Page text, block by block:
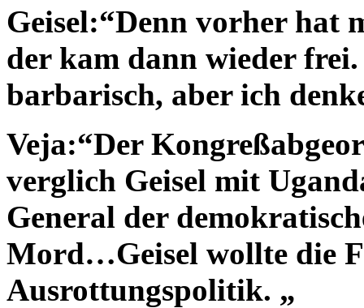
Geisel:“Denn vorher hat
der kam dann wieder
barbarisch, aber ich
Veja:“Der
verglich Geisel mit
General der
Mord…Geisel wollte die
Ausrottungspolitik. „